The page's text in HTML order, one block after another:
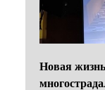
Новая